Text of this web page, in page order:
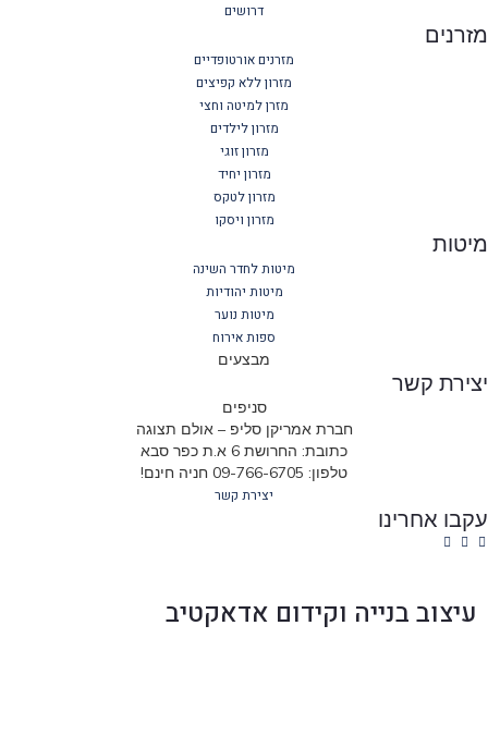
דרושים
מזרנים אורטופדיים
מזרון ללא קפיצים
מזרן למיטה וחצי
מזרון לילדים
מזרון זוגי
מזרון יחיד
מזרון לטקס
מזרון ויסקו
מיטות לחדר השינה
מיטות יהודיות
מיטות נוער
ספות אירוח
מבצעים
קשר
סניפים
חברת אמריקן סליפ – אולם תצוגה
כתובת: החרושת 6 א.ת כפר סבא
טלפון: 09-766-6705 חניה חינם!
יצירת קשר
אחרינו
עיצוב בנייה וקידום אדאקטיב